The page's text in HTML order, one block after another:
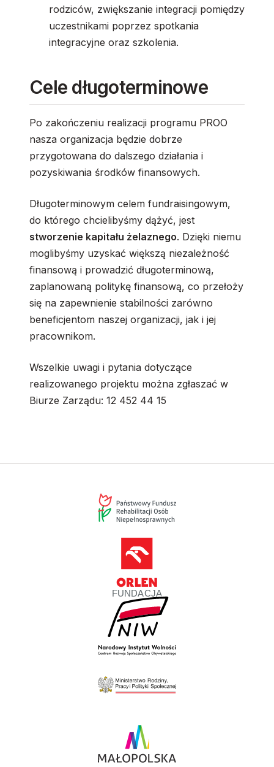
rodziców, zwiększanie integracji pomiędzy
uczestnikami poprzez spotkania
integracyjne oraz szkolenia.
Cele długoterminowe
Po zakończeniu realizacji programu PROO
nasza organizacja będzie dobrze
przygotowana do dalszego działania i
pozyskiwania środków finansowych.
Długoterminowym celem fundraisingowym,
do którego chcielibyśmy dążyć, jest
stworzenie kapitału żelaznego. Dzięki niemu
moglibyśmy uzyskać większą niezależność
finansową i prowadzić długoterminową,
zaplanowaną politykę finansową, co przełoży
się na zapewnienie stabilności zarówno
beneficjentom naszej organizacji, jak i jej
pracownikom.
Wszelkie uwagi i pytania dotyczące
realizowanego projektu można zgłaszać w
Biurze Zarządu: 12 452 44 15